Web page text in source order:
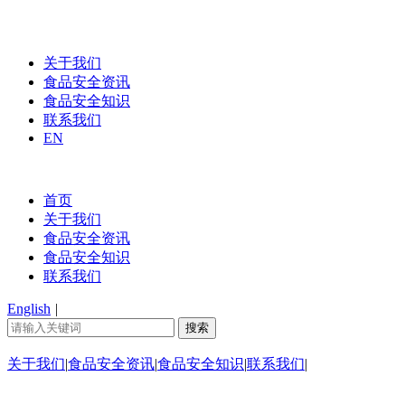
关于我们
食品安全资讯
食品安全知识
联系我们
EN
首页
关于我们
食品安全资讯
食品安全知识
联系我们
English |
关于我们|食品安全资讯|食品安全知识|联系我们|